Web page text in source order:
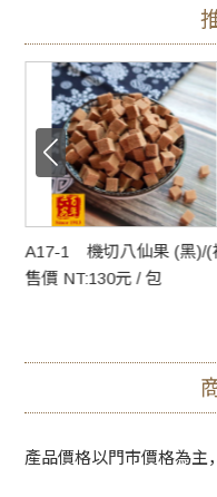
黏牙 #停不下來的好滋味
A17-1 機切八仙果 (黑)/(
售價 NT:130元 / 包
產品價格以門市價格為主